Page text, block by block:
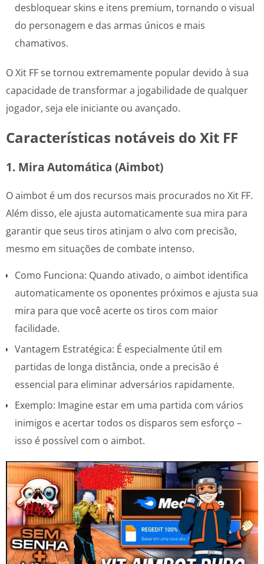
desbloquear skins e itens premium, tornando o visual
do personagem e das armas únicos e mais
chamativos.
O Xit FF se tornou extremamente popular devido à sua
capacidade de transformar a jogabilidade de qualquer
jogador, seja ele iniciante ou avançado.
Características notáveis ​​do Xit FF
1. Mira Automática (Aimbot)
O aimbot é um dos recursos mais procurados no Xit FF.
Além disso, ele ajusta automaticamente sua mira para
garantir que seus tiros atinjam o alvo com precisão,
mesmo em situações de combate intenso.
Como Funciona: Quando ativado, o aimbot identifica
automaticamente os oponentes próximos e ajusta sua
mira para que você acerte os tiros com maior
facilidade.
Vantagem Estratégica: É especialmente útil em
partidas de longa distância, onde a precisão é
essencial para eliminar adversários rapidamente.
Exemplo: Imagine estar em uma partida com vários
inimigos e acertar todos os disparos sem esforço –
isso é possível com o aimbot.